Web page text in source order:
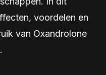
voordelen en
van Oxandrolone